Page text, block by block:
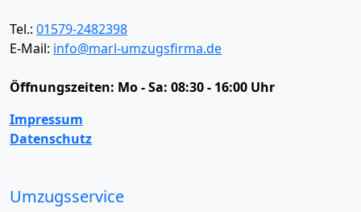
Tel.: 01579-2482398
E-Mail: info@marl-umzugsfirma.de
Öffnungszeiten: Mo - Sa: 08:30 - 16:00 Uhr
Impressum
Datenschutz
Umzugsservice